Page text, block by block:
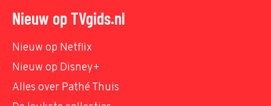
Nieuw op TVgids.nl
Nieuw op Netflix
Nieuw op Disney+
Alles over Pathé Thuis